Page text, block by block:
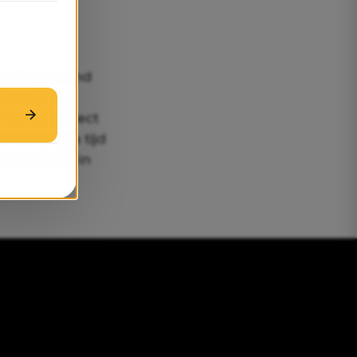
wel zijn
en het direct
veel extra tijd
wel 33% in